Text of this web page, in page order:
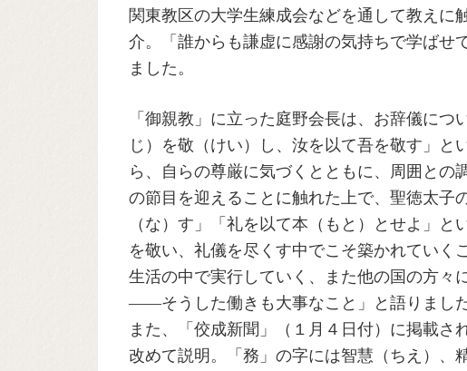
関東教区の大学生練成会などを通して教えに
介。「誰からも謙虚に感謝の気持ちで学ばせ
ました。
「御親教」に立った庭野会長は、お辞儀に
じ）を敬（けい）し、汝を以て吾を敬す」
ら、自らの尊厳に気づくとともに、周囲と
の節目を迎えることに触れた上で、聖徳太子
（な）す」「礼を以て本（もと）とせよ」
を敬い、礼儀を尽くす中でこそ築かれていく
生活の中で実行していく、また他の国の方々
――そうした働きも大事なこと」と語りました
また、「佼成新聞」（１月４日付）に掲載
改めて説明。「務」の字には智慧（ちえ）、